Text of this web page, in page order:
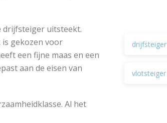
drijfsteiger uitsteekt.
gekozen voor
een fijne maas en een
aan de eisen van
Al het
drijfsteiger
vlotsteiger